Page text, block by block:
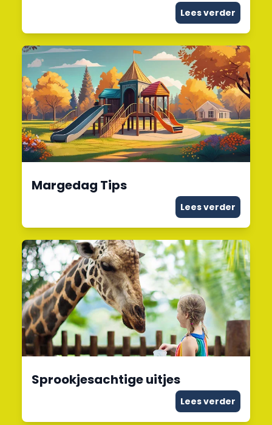
Lees verder
Margedag Tips
Lees verder
Sprookjesachtige uitjes
Lees verder